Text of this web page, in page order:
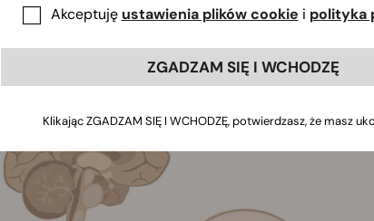
Ludzie korzystają z marihuany od starożytności, więc
niedawno, w 2006 roku, ten specyficzny skutek palenia
nam lepiej go zrozumieć.
Akceptuję ustawienia plików cookie i polityka
ZGADZAM SIĘ I WCHODZĘ
Klikając ZGADZAM SIĘ I WCHODZĘ, potwierdzasz, że masz